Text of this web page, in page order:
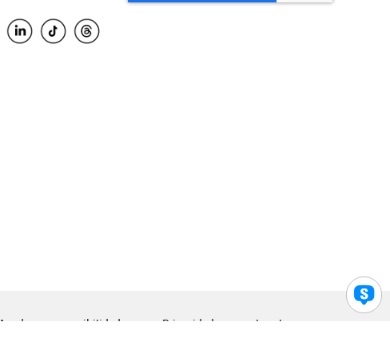
Ayuda para accesibilidad Privacidad Legal